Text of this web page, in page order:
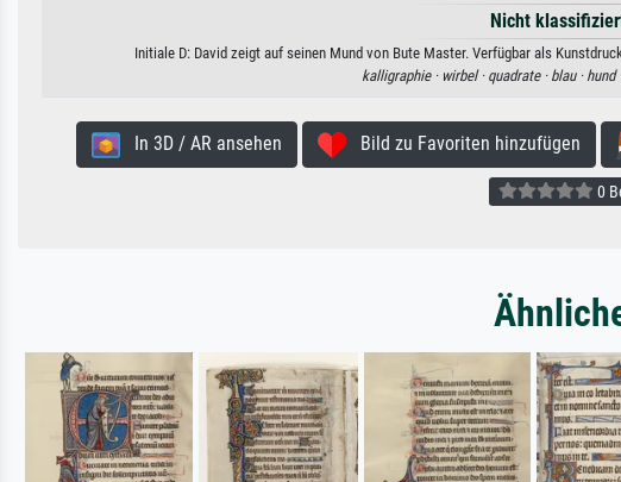
Nicht
Initiale D: David zeigt auf seinen Mund von Bute Master. Verfügbar als
kalligraphie · wirbel · quadrate · blau · hund
In 3D / AR ansehen Bild zu Favoriten hinzufügen
0